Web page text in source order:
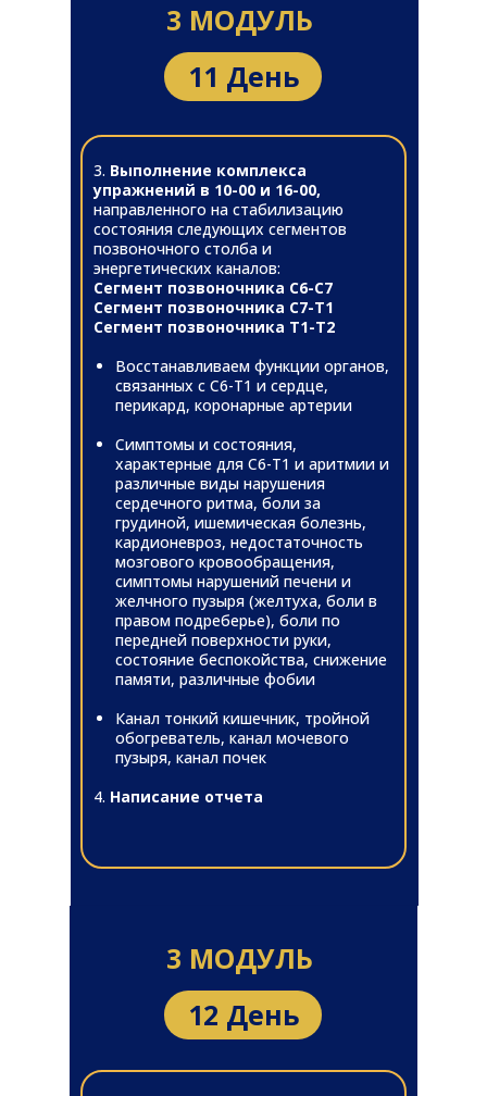
3 МОДУЛЬ
3. Выполнение комплекса
упражнений в 10-00 и 16-00,
направленного на стабилизацию
состояния следующих сегментов
позвоночного столба и
энергетических каналов:
Сегмент позвоночника С6-С7
Сегмент позвоночника С7-Т1
Сегмент позвоночника Т1-Т2
Восстанавливаем функции органов,
связанных с С6-Т1 и сердце,
перикард, коронарные артерии
Симптомы и состояния,
характерные для С6-Т1 и аритмии и
различные виды нарушения
сердечного ритма, боли за
грудиной, ишемическая болезнь,
кардионевроз, недостаточность
мозгового кровообращения,
симптомы нарушений печени и
желчного пузыря (желтуха, боли в
правом подреберье), боли по
передней поверхности руки,
состояние беспокойства, снижение
памяти, различные фобии
Канал тонкий кишечник, тройной
обогреватель, канал мочевого
пузыря, канал почек
4. Написание отчета
11 День
3 МОДУЛЬ
12 День